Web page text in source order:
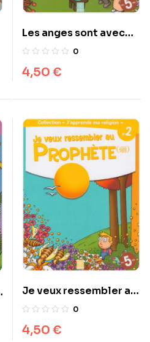
Les anges sont avec
moi
0
4,50 €
Je veux ressembler au
prophète 0
4,50 €